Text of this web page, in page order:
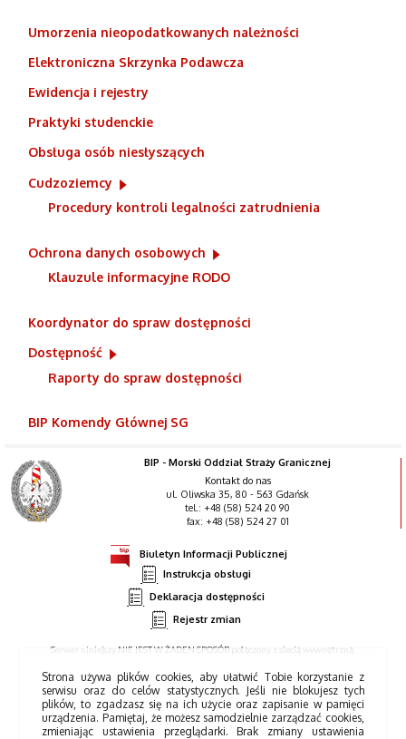
Umorzenia nieopodatkowanych należności
Elektroniczna Skrzynka Podawcza
Ewidencja i rejestry
Praktyki studenckie
Obsługa osób niesłyszących
Cudzoziemcy
Procedury kontroli legalności zatrudnienia
Ochrona danych osobowych
Klauzule informacyjne RODO
Koordynator do spraw dostępności
Dostępność
Raporty do spraw dostępności
BIP Komendy Głównej SG
BIP - Morski Oddział Straży Granicznej
Kontakt do nas
ul. Oliwska 35, 80 - 563 Gdańsk
tel.: +48 (58) 524 20 90
fax: +48 (58) 524 27 01
Biuletyn Informacji Publicznej
Instrukcja obsługi
Deklaracja dostępności
Rejestr zmian
Serwer niniejszy NIE JEST W ŻADEN SPOSÓB połączony z siecią wewnętrzną.
Strona używa plików cookies, aby ułatwić Tobie korzystanie z
serwisu oraz do celów statystycznych. Jeśli nie blokujesz tych
plików, to zgadzasz się na ich użycie oraz zapisanie w pamięci
urządzenia. Pamiętaj, że możesz samodzielnie zarządzać cookies,
zmieniając ustawienia przeglądarki. Brak zmiany ustawienia